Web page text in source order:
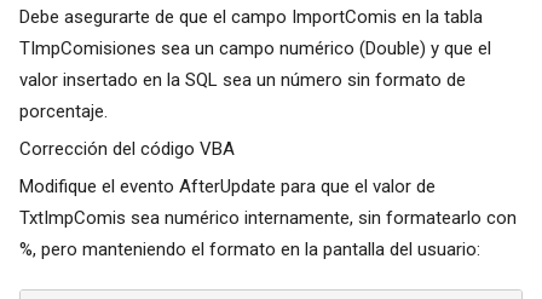
Debe asegurarte de que el campo ImportComis en la tabla
TImpComisiones sea un campo numérico (Double) y que el
valor insertado en la SQL sea un número sin formato de
porcentaje.
Corrección del código VBA
Modifique el evento AfterUpdate para que el valor de
TxtImpComis sea numérico internamente, sin formatearlo con
%, pero manteniendo el formato en la pantalla del usuario: